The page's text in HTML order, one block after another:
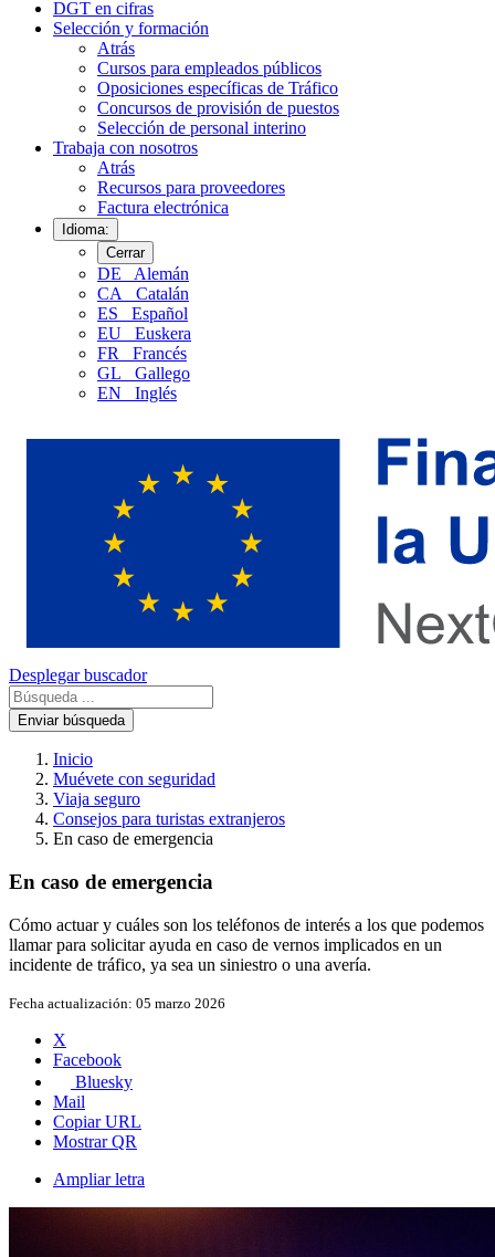
DGT en cifras
Selección y formación
Atrás
Cursos para empleados públicos
Oposiciones específicas de Tráfico
Concursos de provisión de puestos
Selección de personal interino
Trabaja con nosotros
Atrás
Recursos para proveedores
Factura electrónica
Idioma:
Cerrar
DE
Alemán
CA
Catalán
ES
Español
EU
Euskera
FR
Francés
GL
Gallego
EN
Inglés
Desplegar buscador
Enviar búsqueda
Inicio
Muévete con seguridad
Viaja seguro
Consejos para turistas extranjeros
En caso de emergencia
En caso de emergencia
Cómo actuar y cuáles son los teléfonos de interés a los que podemos
llamar para solicitar ayuda en caso de vernos implicados en un
incidente de tráfico, ya sea un siniestro o una avería.
Fecha actualización: 05 marzo 2026
X
Facebook
Bluesky
Mail
Copiar URL
Mostrar QR
Ampliar letra